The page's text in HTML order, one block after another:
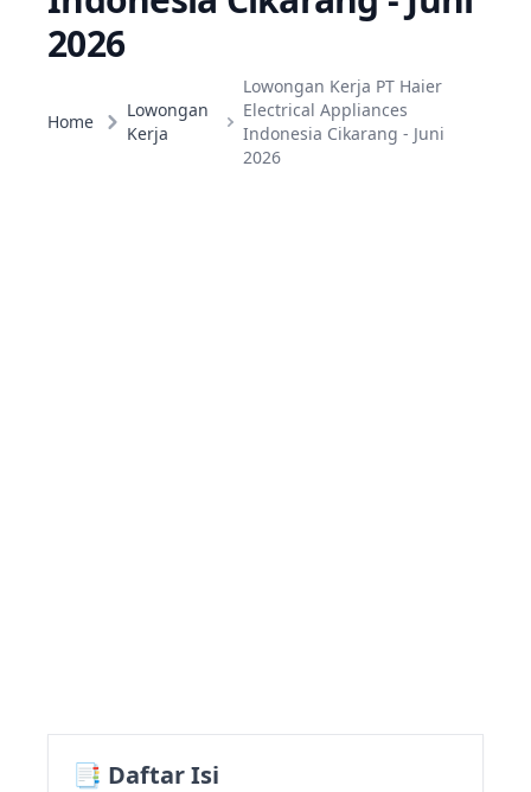
2026
Home
Lowongan
Kerja
Lowongan Kerja PT Haier
Electrical Appliances
Indonesia Cikarang - Juni
2026
📑 Daftar Isi